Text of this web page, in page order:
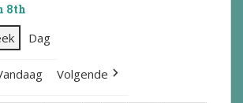
8th
Dag
Volgende